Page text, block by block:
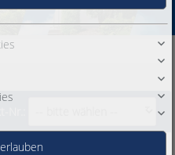
Nr.:
mit Datum + Uhrzeit !)